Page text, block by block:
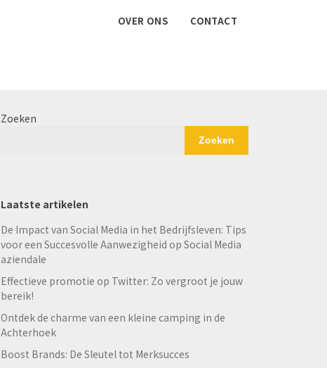
OVER ONS CONTACT
Zoeken
Zoeken
Laatste artikelen
De Impact van Social Media in het Bedrijfsleven: Tips
voor een Succesvolle Aanwezigheid op Social Media
aziendale
Effectieve promotie op Twitter: Zo vergroot je jouw
bereik!
Ontdek de charme van een kleine camping in de
Achterhoek
Boost Brands: De Sleutel tot Merksucces